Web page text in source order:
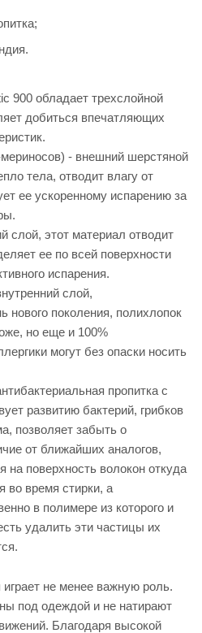
900 обладает трехслойной
добиться впечатляющих
- внешний шерстяной
тела, отводит влагу от
ее ускоренному испарению за
слой, этот материал отводит
ее по всей поверхности
испарения.
слой,
нового поколения, полихлопок
но еще и 100%
могут без опаски носить
пропитка с
развитию бактерий, грибков
позволяет забыть о
от ближайших аналогов,
на поверхность волокон откуда
время стирки, а
в полимере из которого и
удалить эти частицы их
не менее важную роль.
под одеждой и не натирают
Благодаря высокой